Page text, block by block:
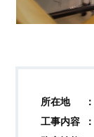
所在地
工事内容